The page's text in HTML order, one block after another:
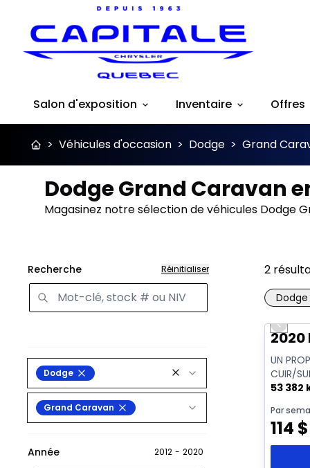
Salon d'exposition Inventaire Offres
> Véhicules d'occasion > Dodge > Grand
Dodge Grand Caravan
Magasinez notre sélection de véhicules Dodge
Recherche Réinitialiser
Dodge
Grand Caravan
Année 2012 - 2020
2
Dodge
Vidéo
Très
2020
UN
CUIR/
53 382
Par
114 $